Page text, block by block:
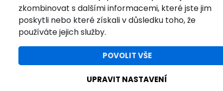
zkombinovat s dalšími informacemi, které jste jim
poskytli nebo které získali v důsledku toho, že
používáte jejich služby.
POVOLIT VŠE
UPRAVIT NASTAVENÍ